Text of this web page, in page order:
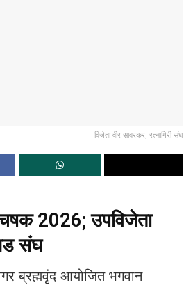
विजेता वीर सावरकर, रत्नागिरी संघ
2026; उपविजेता
संघ
ब्रह्मवृंद आयोजित भगवान